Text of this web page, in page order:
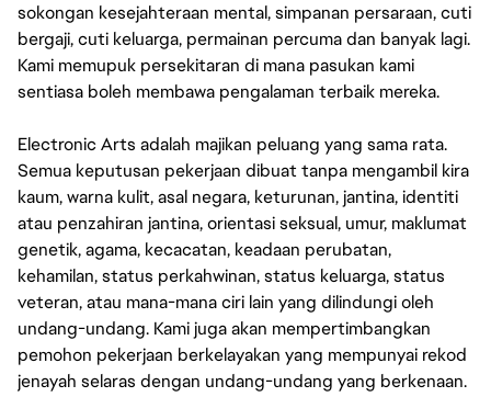
sokongan kesejahteraan mental, simpanan persaraan, cuti
bergaji, cuti keluarga, permainan percuma dan banyak lagi.
Kami memupuk persekitaran di mana pasukan kami
sentiasa boleh membawa pengalaman terbaik mereka.
Electronic Arts adalah majikan peluang yang sama rata.
Semua keputusan pekerjaan dibuat tanpa mengambil kira
kaum, warna kulit, asal negara, keturunan, jantina, identiti
atau penzahiran jantina, orientasi seksual, umur, maklumat
genetik, agama, kecacatan, keadaan perubatan,
kehamilan, status perkahwinan, status keluarga, status
veteran, atau mana-mana ciri lain yang dilindungi oleh
undang-undang. Kami juga akan mempertimbangkan
pemohon pekerjaan berkelayakan yang mempunyai rekod
jenayah selaras dengan undang-undang yang berkenaan.